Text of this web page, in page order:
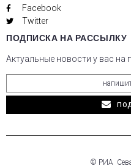
Facebook
Twitter
ПОДПИСКА НА РАССЫЛКУ
Актуальные новости у вас на
© РИА